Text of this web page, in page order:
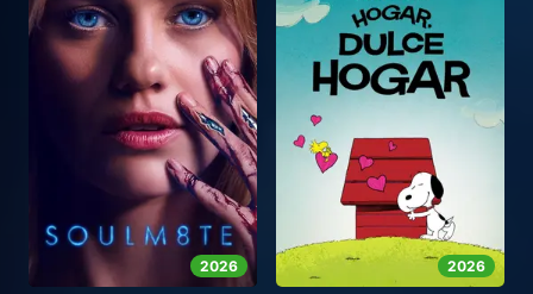
2026 2026